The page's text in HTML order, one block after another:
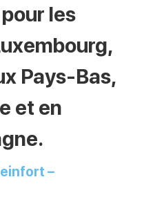
les
Pays-Bas,
et en
–